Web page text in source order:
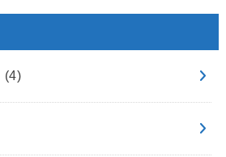
(4)